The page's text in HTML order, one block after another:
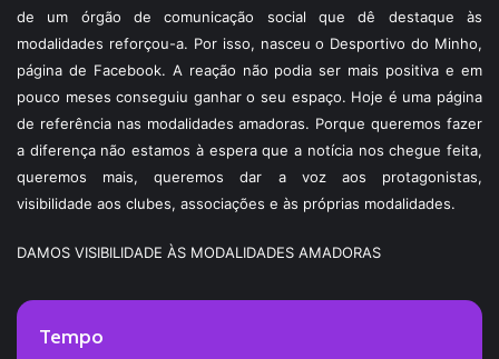
de um órgão de comunicação social que dê destaque às
modalidades reforçou-a. Por isso, nasceu o Desportivo do Minho,
página de Facebook. A reação não podia ser mais positiva e em
pouco meses conseguiu ganhar o seu espaço. Hoje é uma página
de referência nas modalidades amadoras. Porque queremos fazer
a diferença não estamos à espera que a notícia nos chegue feita,
queremos mais, queremos dar a voz aos protagonistas,
visibilidade aos clubes, associações e às próprias modalidades.
DAMOS VISIBILIDADE ÀS MODALIDADES AMADORAS
Tempo